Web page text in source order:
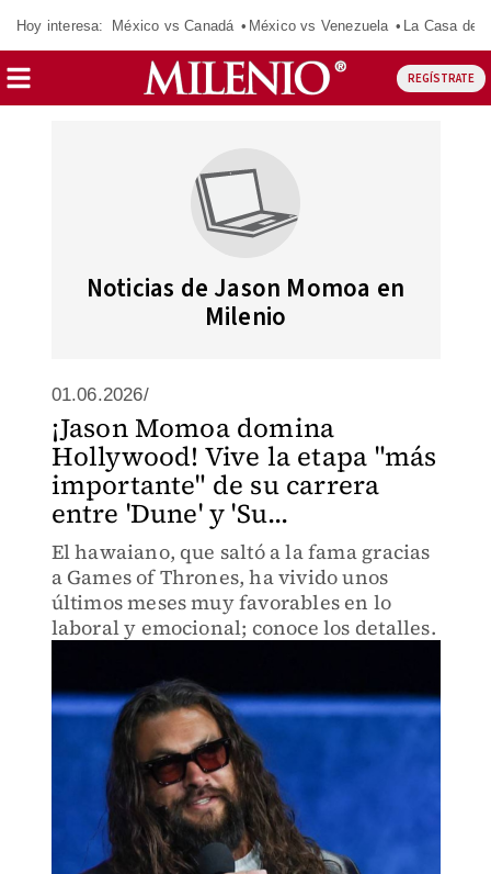
Hoy interesa: México vs Canadá México vs Venezuela La Casa de
REGÍSTRATE
Noticias de Jason Momoa en
Milenio
01.06.2026/
¡Jason Momoa domina
Hollywood! Vive la etapa "más
importante" de su carrera
entre 'Dune' y 'Su...
El hawaiano, que saltó a la fama gracias
a Games of Thrones, ha vivido unos
últimos meses muy favorables en lo
laboral y emocional; conoce los detalles.